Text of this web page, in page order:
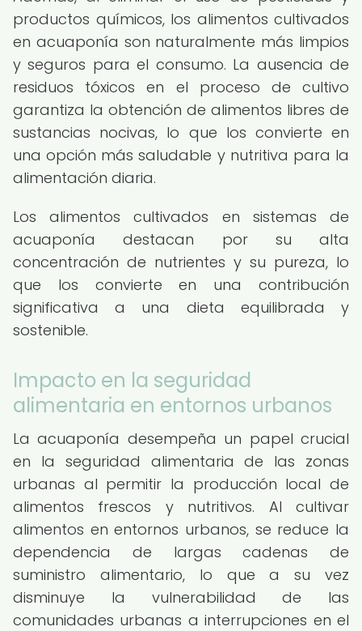
productos químicos, los alimentos cultivados
en acuaponía son naturalmente más limpios
y seguros para el consumo. La ausencia de
residuos tóxicos en el proceso de cultivo
garantiza la obtención de alimentos libres de
sustancias nocivas, lo que los convierte en
una opción más saludable y nutritiva para la
alimentación diaria.
Los alimentos cultivados en sistemas de
acuaponía destacan por su alta
concentración de nutrientes y su pureza, lo
que los convierte en una contribución
significativa a una dieta equilibrada y
sostenible.
Impacto en la seguridad
alimentaria en entornos urbanos
La acuaponía desempeña un papel crucial
en la seguridad alimentaria de las zonas
urbanas al permitir la producción local de
alimentos frescos y nutritivos. Al cultivar
alimentos en entornos urbanos, se reduce la
dependencia de largas cadenas de
suministro alimentario, lo que a su vez
disminuye la vulnerabilidad de las
comunidades urbanas a interrupciones en el